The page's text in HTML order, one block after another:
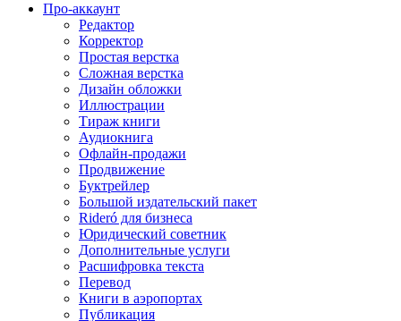
Про-аккаунт
Редактор
Корректор
Простая верстка
Сложная верстка
Дизайн обложки
Иллюстрации
Тираж книги
Аудиокнига
Офлайн-продажи
Продвижение
Буктрейлер
Большой издательский пакет
Rideró для бизнеса
Юридический советник
Дополнительные услуги
Расшифровка текста
Перевод
Книги в аэропортах
Публикация